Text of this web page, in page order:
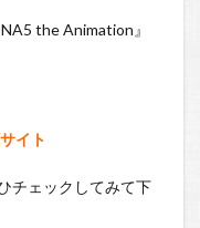
the Animation』
イト
チェックしてみて下